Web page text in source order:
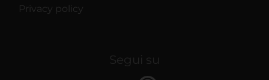
Privacy policy
Segui su